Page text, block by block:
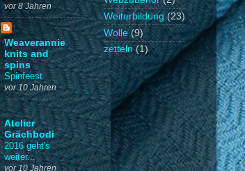
vor 8 Jahren
Weaverannie
knits and
spins
Spinfeest
vor 10 Jahren
Atelier
Grächbodi
2016 geht's
weiter...
vor 10 Jahren
Weiterbildung (23)
Wolle (9)
zetteln (1)